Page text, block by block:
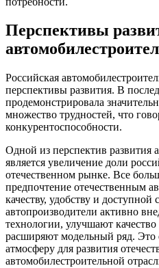
Перспективы
Российская
перспективы развития. В
продемонстрировала
множество трудностей, что
конкурентоспособности.
Одной из перспектив развития
является увеличение доли
отечественном рынке. Все
предпочтение отечественным
качеству, удобству и
автопроизводители активно
технологии, улучшают
расширяют модельный ряд. Это
атмосферу для развития
автомобилестроительной